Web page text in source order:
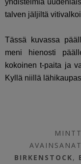
talven jäljiltä
Tässä kuvassa
meni hienosti
kokoinen t-paita ja
Kyllä niillä
BIRKENSTOCK,